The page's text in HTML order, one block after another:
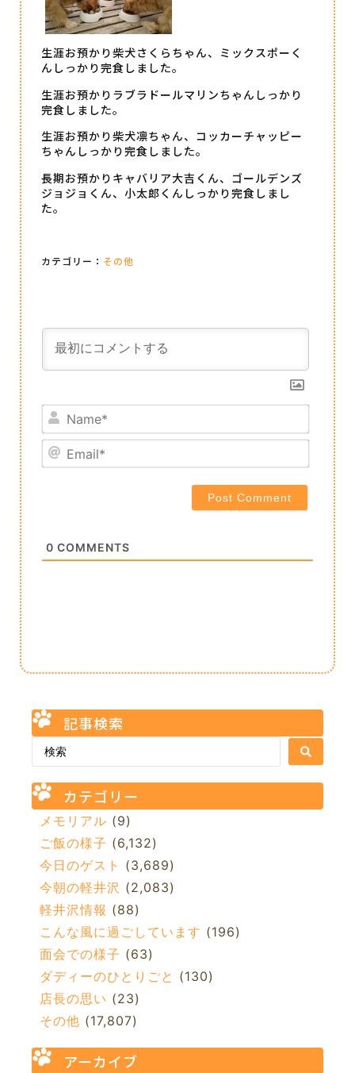
生涯お預かり柴犬さくらちゃん、ミックスポーく
んしっかり完食しました。
生涯お預かりラブラドールマリンちゃんしっかり
完食しました。
生涯お預かり柴犬凛ちゃん、コッカーチャッピー
ちゃんしっかり完食しました。
長期お預かりキャバリア大吉くん、ゴールデンズ
ジョジョくん、小太郎くんしっかり完食しまし
た。
カテゴリー： その他
Name*
Email*
0 COMMENTS
記事検索
カテゴリー
メモリアル (9)
ご飯の様子 (6,132)
今日のゲスト (3,689)
今朝の軽井沢 (2,083)
軽井沢情報 (88)
こんな風に過ごしています (196)
面会での様子 (63)
ダディーのひとりごと (130)
店長の思い (23)
その他 (17,807)
アーカイブ